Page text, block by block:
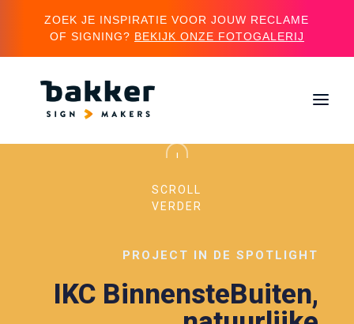
ZOEK JE INSPIRATIE VOOR JOUW RECLAME
OF SIGNING? BEKIJK ONZE FOTOGALERIJ
"
SCROLL
VERDER
PROJECT IN DE SPOTLIGHT
IKC BinnensteBuiten,